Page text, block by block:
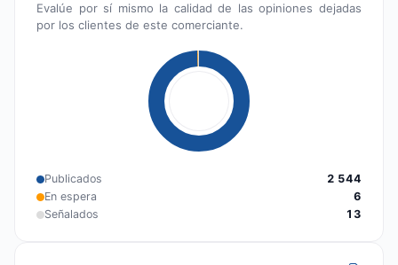
Evalúe por sí mismo la calidad de las opiniones dejadas
por los clientes de este comerciante.
Publicados
2 544
En espera
6
Señalados
13